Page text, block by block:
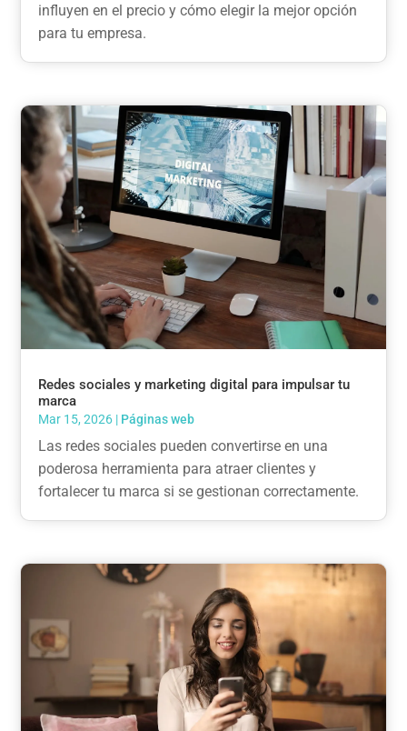
influyen en el precio y cómo elegir la mejor opción
para tu empresa.
Redes sociales y marketing digital para impulsar tu
marca
Mar 15, 2026 | Páginas web
Las redes sociales pueden convertirse en una
poderosa herramienta para atraer clientes y
fortalecer tu marca si se gestionan correctamente.